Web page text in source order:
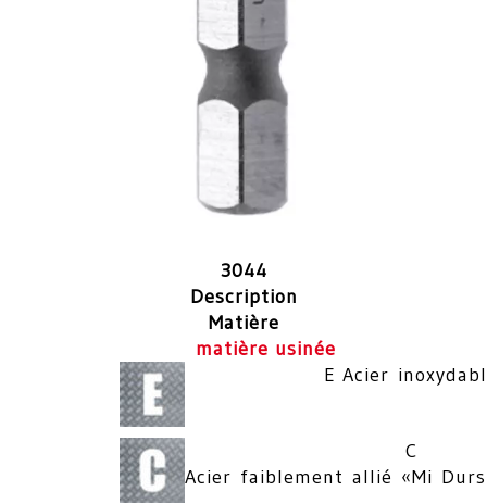
3044
Description
Matière
matière usinée
E Acier
C
Acier faiblement allié «Mi